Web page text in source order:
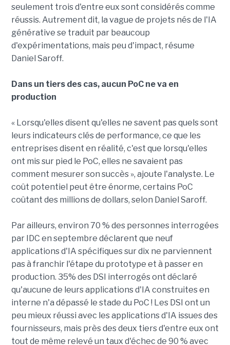
seulement trois d'entre eux sont considérés comme
réussis. Autrement dit, la vague de projets nés de l'IA
générative se traduit par beaucoup
d'expérimentations, mais peu d'impact, résume
Daniel Saroff.
Dans un tiers des cas, aucun PoC ne va en
production
« Lorsqu'elles disent qu'elles ne savent pas quels sont
leurs indicateurs clés de performance, ce que les
entreprises disent en réalité, c'est que lorsqu'elles
ont mis sur pied le PoC, elles ne savaient pas
comment mesurer son succès », ajoute l'analyste. Le
coût potentiel peut être énorme, certains PoC
coûtant des millions de dollars, selon Daniel Saroff.
Par ailleurs, environ 70 % des personnes interrogées
par IDC en septembre déclarent que neuf
applications d'IA spécifiques sur dix ne parviennent
pas à franchir l'étape du prototype et à passer en
production. 35% des DSI interrogés ont déclaré
qu'aucune de leurs applications d'IA construites en
interne n'a dépassé le stade du PoC ! Les DSI ont un
peu mieux réussi avec les applications d'IA issues des
fournisseurs, mais près des deux tiers d'entre eux ont
tout de même relevé un taux d'échec de 90 % avec